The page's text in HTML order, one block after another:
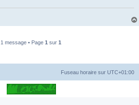
1 message • Page 1 sur 1
Fuseau horaire sur UTC+01:00